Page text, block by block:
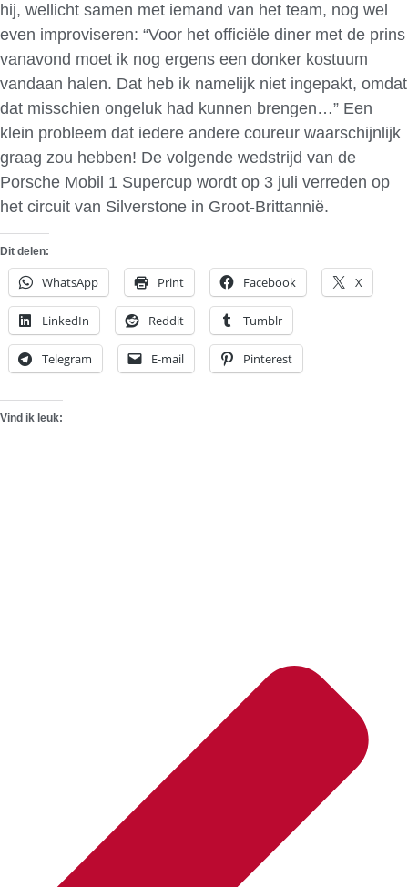
hij, wellicht samen met iemand van het team, nog wel
even improviseren: “Voor het officiële diner met de prins
vanavond moet ik nog ergens een donker kostuum
vandaan halen. Dat heb ik namelijk niet ingepakt, omdat
dat misschien ongeluk had kunnen brengen…” Een
klein probleem dat iedere andere coureur waarschijnlijk
graag zou hebben! De volgende wedstrijd van de
Porsche Mobil 1 Supercup wordt op 3 juli verreden op
het circuit van Silverstone in Groot-Brittannië.
Dit delen:
WhatsApp Print Facebook X
LinkedIn Reddit Tumblr
Telegram E-mail Pinterest
Vind ik leuk: